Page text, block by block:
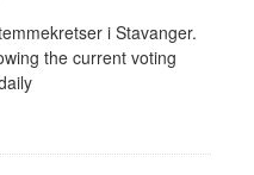
i Stavanger.
the current voting